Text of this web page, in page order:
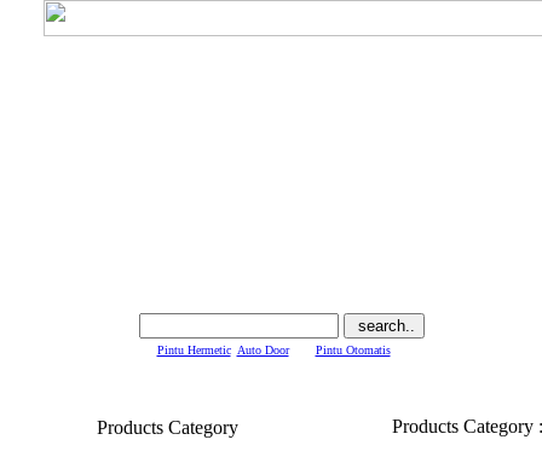
Pintu Hermetic, Auto Dooratau Pintu Otomatis
Products Category
Products Category